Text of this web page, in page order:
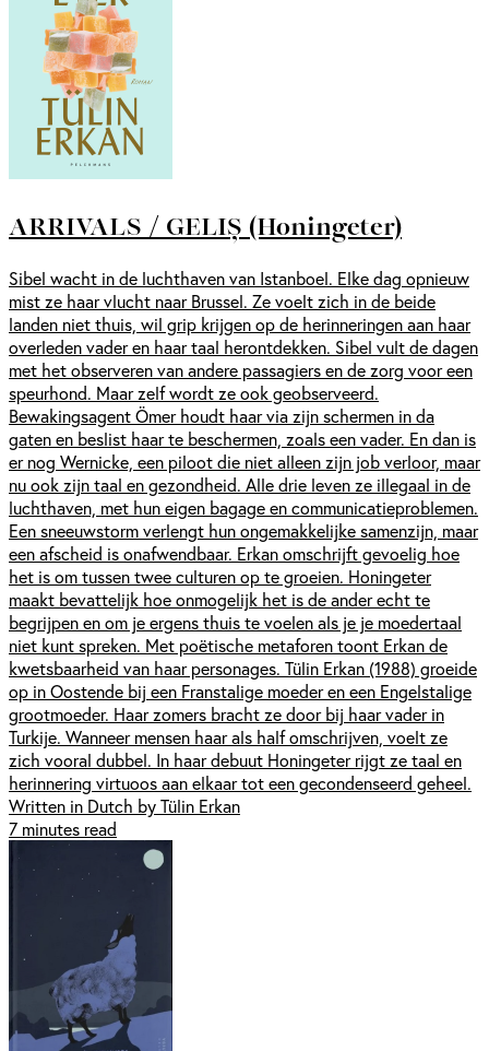
ARRIVALS / GELIȘ (Honingeter)
Sibel wacht in de luchthaven van Istanboel. Elke dag opnieuw
mist ze haar vlucht naar Brussel. Ze voelt zich in de beide
landen niet thuis, wil grip krijgen op de herinneringen aan haar
overleden vader en haar taal herontdekken. Sibel vult de dagen
met het observeren van andere passagiers en de zorg voor een
speurhond. Maar zelf wordt ze ook geobserveerd.
Bewakingsagent Ömer houdt haar via zijn schermen in da
gaten en beslist haar te beschermen, zoals een vader. En dan is
er nog Wernicke, een piloot die niet alleen zijn job verloor, maar
nu ook zijn taal en gezondheid. Alle drie leven ze illegaal in de
luchthaven, met hun eigen bagage en communicatieproblemen.
Een sneeuwstorm verlengt hun ongemakkelijke samenzijn, maar
een afscheid is onafwendbaar. Erkan omschrijft gevoelig hoe
het is om tussen twee culturen op te groeien. Honingeter
maakt bevattelijk hoe onmogelijk het is de ander echt te
begrijpen en om je ergens thuis te voelen als je je moedertaal
niet kunt spreken. Met poëtische metaforen toont Erkan de
kwetsbaarheid van haar personages. Tülin Erkan (1988) groeide
op in Oostende bij een Franstalige moeder en een Engelstalige
grootmoeder. Haar zomers bracht ze door bij haar vader in
Turkije. Wanneer mensen haar als half omschrijven, voelt ze
zich vooral dubbel. In haar debuut Honingeter rijgt ze taal en
herinnering virtuoos aan elkaar tot een gecondenseerd geheel.
Written in Dutch by Tülin Erkan
7 minutes read